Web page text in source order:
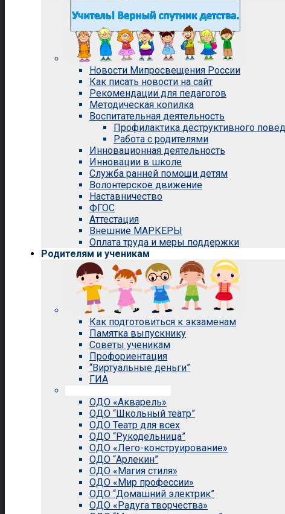
Новости Мипросвещения России
Как писать новости на сайт
Рекомендации для педагогов
Методическая копилка
Воспитательная деятельность
Профилактика деструктивного
Работа с родителями
Инновационная деятельность
Инновации в школе
Служба ранней помощи детям
Волонтерское движение
Наставничество
ФГОС
Аттестация
Внешние МАРКЕРЫ
Оплата труда и меры поддержки
Родителям и ученикам
Как подготовиться к экзаменам
Памятка выпускнику
Советы ученикам
Профориентация
“Виртуальные деньги”
ГИА
ОДО «Акварель»
ОДО “Школьный театр”
ОДО Театр для всех
ОДО “Рукодельница”
ОДО «Лего-конструирование»
ОДО “Арлекин”
ОДО «Магия стиля»
ОДО «Мир профессии»
ОДО “Домашний электрик”
ОДО «Радуга творчества»